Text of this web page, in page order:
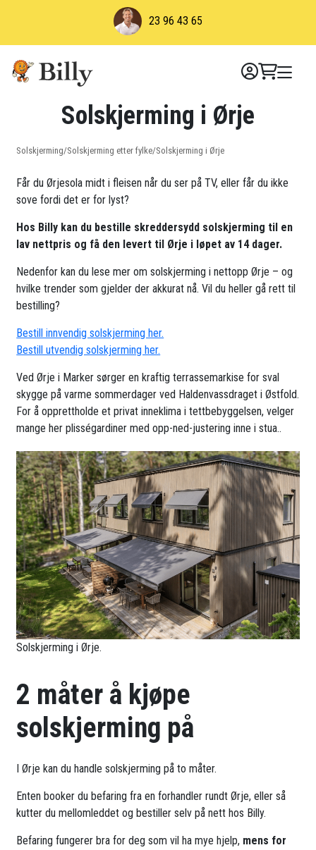
23 96 43 65
Solskjerming i Ørje
Solskjerming/Solskjerming etter fylke/Solskjerming i Ørje
Får du Ørjesola midt i fleisen når du ser på TV, eller får du ikke
sove fordi det er for lyst?
Hos Billy kan du bestille skreddersydd solskjerming til en
lav nettpris og få den levert til Ørje i løpet av 14 dager.
Nedenfor kan du lese mer om solskjerming i nettopp Ørje – og
hvilke trender som gjelder der akkurat nå. Vil du heller gå rett til
bestilling?
Bestill innvendig solskjerming her.
Bestill utvendig solskjerming her.
Ved Ørje i Marker sørger en kraftig terrassemarkise for sval
skygge på varme sommerdager ved Haldenvassdraget i Østfold.
For å opprettholde et privat inneklima i tettbebyggelsen, velger
mange her plisségardiner med opp-ned-justering inne i stua..
Solskjerming i Ørje.
2 måter å kjøpe
solskjerming på
I Ørje kan du handle solskjerming på to måter.
Enten booker du befaring fra en forhandler rundt Ørje, eller så
kutter du mellomleddet og bestiller selv på nett hos Billy.
Befaring fungerer bra for deg som vil ha mye hjelp, mens for